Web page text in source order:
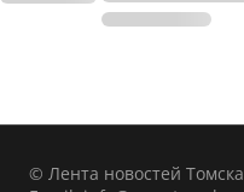
© Лента новостей Томска